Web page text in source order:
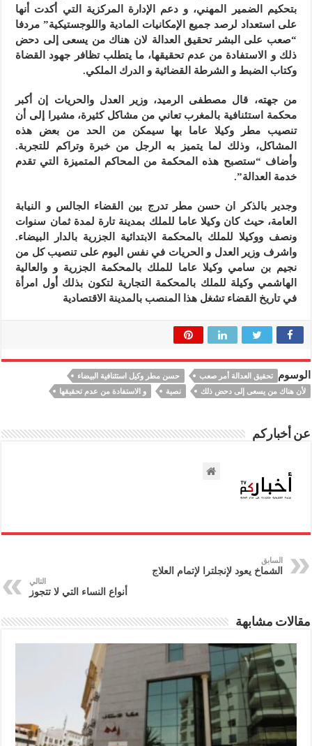
بتحكيم الضمير المهني، و دعم الإدارة المركزية التي أكدت أنها
على استعداد لرصد جميع الإمكانيات المادية واللوجستيكية” مردفا
“صعب على البشر تحقيق العدالة لان هناك من يسعى إلى دحض
ذلك و الاستفادة من عدم تحقيقها، ما يتطلب تظافر جهود القضاة
وكتاب الضبط و الشرطة القضائية و الدرك الملكي.
من جهته، قال مصطفى الرميد، وزير العدل والحريات إن أكبر
محكمة استئنافية بالمغرب تعاني من مشاكل كثيرة، مشيرا إلى أن
تنصيب مطر وكيلا عاما بها سيمكن من الحد من بعض هذه
المشاكل، وذلك لما يتميز به الرجل من خبرة وتراكم للتجربة.
وأضاف “ستصبح هذه المحكمة من المحاكم المتميزة التي تقدم
خدمة العدالة”.
وجدير بالذكر ان حسن مطر تدرج بين القضاء الجالس و النيابة
العامة، حيث كان وكيلا عاما للملك بمدينة تارة لمدة ثمان سنوات
ونصف ووكيلا للملك بالمحكمة الابتدائية الجزرية بالدار البيضاء.
واشرف وزير العدل و الحريات في نفس اليوم على تنصيب كل من
نجيم بن سامي وكيلا عاما للملك بالمحكمة الجزرية و والعالية
الهاشمي وكيلة للملك بالمحكمة التجارية لتكون بذلك أول امرأة
في تاريخ القضاء تشغل هذا المنصب بالمدينة الاقتصادية
الوسوم تحقيق العدالة أمر صعب
حسن مطر وكيل استئنافية البيضاء
لأن هناك من يسعى إلى دحض ذلك
نصية و الاستفادة من عدم تحقيقها
عن أخباركم
السابق
الشماخ يعود لإنجلترا لإتمام العلاج
التالي
أنواع النساء التي لا تتجوز
مقالات مشابهة